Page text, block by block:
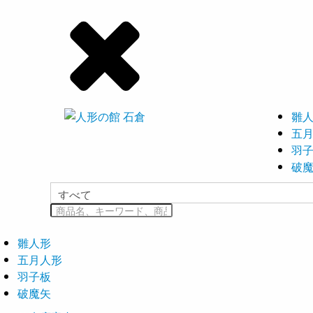
雛
五
羽
破
雛人形
五月人形
羽子板
破魔矢